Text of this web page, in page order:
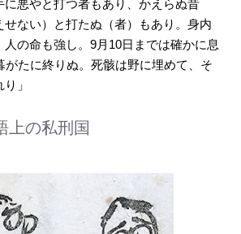
悪やと打つ者もあり、かえらぬ昔
せない）と打たぬ（者）もあり。身内
の命も強し。9月10日までは確かに息
がたに終りぬ。死骸は野に埋めて、そ
」
上の私刑国